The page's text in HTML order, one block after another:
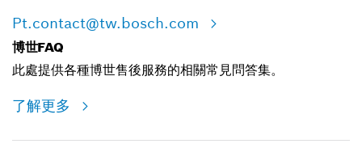
Pt.contact@tw.bosch.com
博世FAQ
此處提供各種博世售後服務的相關常見問答集。
了解更多